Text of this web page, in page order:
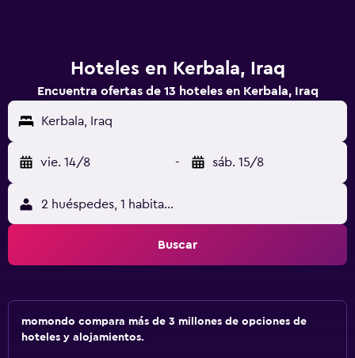
Hoteles en Kerbala, Iraq
Encuentra ofertas de 13 hoteles en Kerbala, Iraq
Kerbala, Iraq
vie. 14/8 - sáb. 15/8
2 huéspedes, 1 habitación
Buscar
momondo compara más de 3 millones de opciones de
hoteles y alojamientos.